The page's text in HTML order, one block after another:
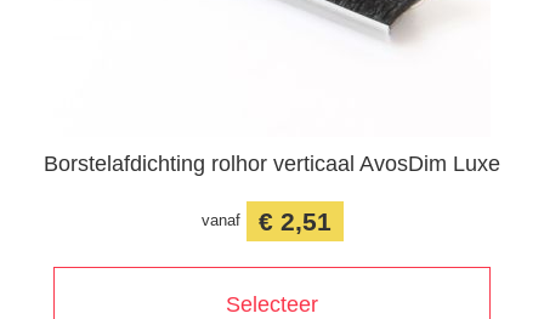
Borstelafdichting rolhor verticaal AvosDim Luxe
vanaf € 2,51
Selecteer